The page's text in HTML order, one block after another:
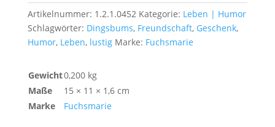
Artikelnummer: 1.2.1.0452 Kategorie: Leben | Humor
Schlagwörter: Dingsbums, Freundschaft, Geschenk,
Humor, Leben, lustig Marke: Fuchsmarie
Gewicht0,200 kg
Maße
15 × 11 × 1,6 cm
Marke
Fuchsmarie